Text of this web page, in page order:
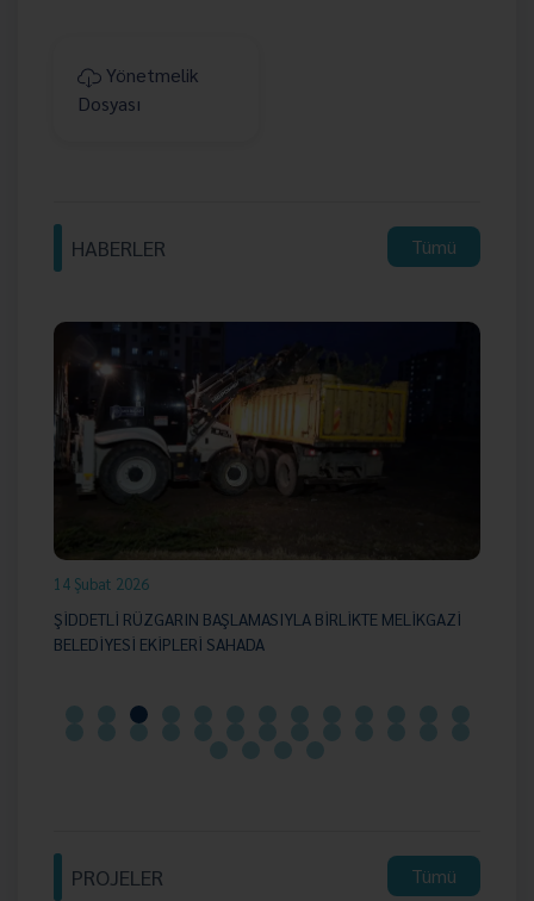
Yönetmelik
Dosyası
HABERLER Tümü
14 Şubat 2026
ŞİDDETLİ RÜZGARIN BAŞLAMASIYLA BİRLİKTE MELİKGAZİ
BELEDİYESİ EKİPLERİ SAHADA
PROJELER Tümü